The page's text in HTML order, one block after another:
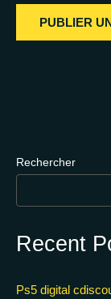
Rechercher
Recent
Ps5 digital